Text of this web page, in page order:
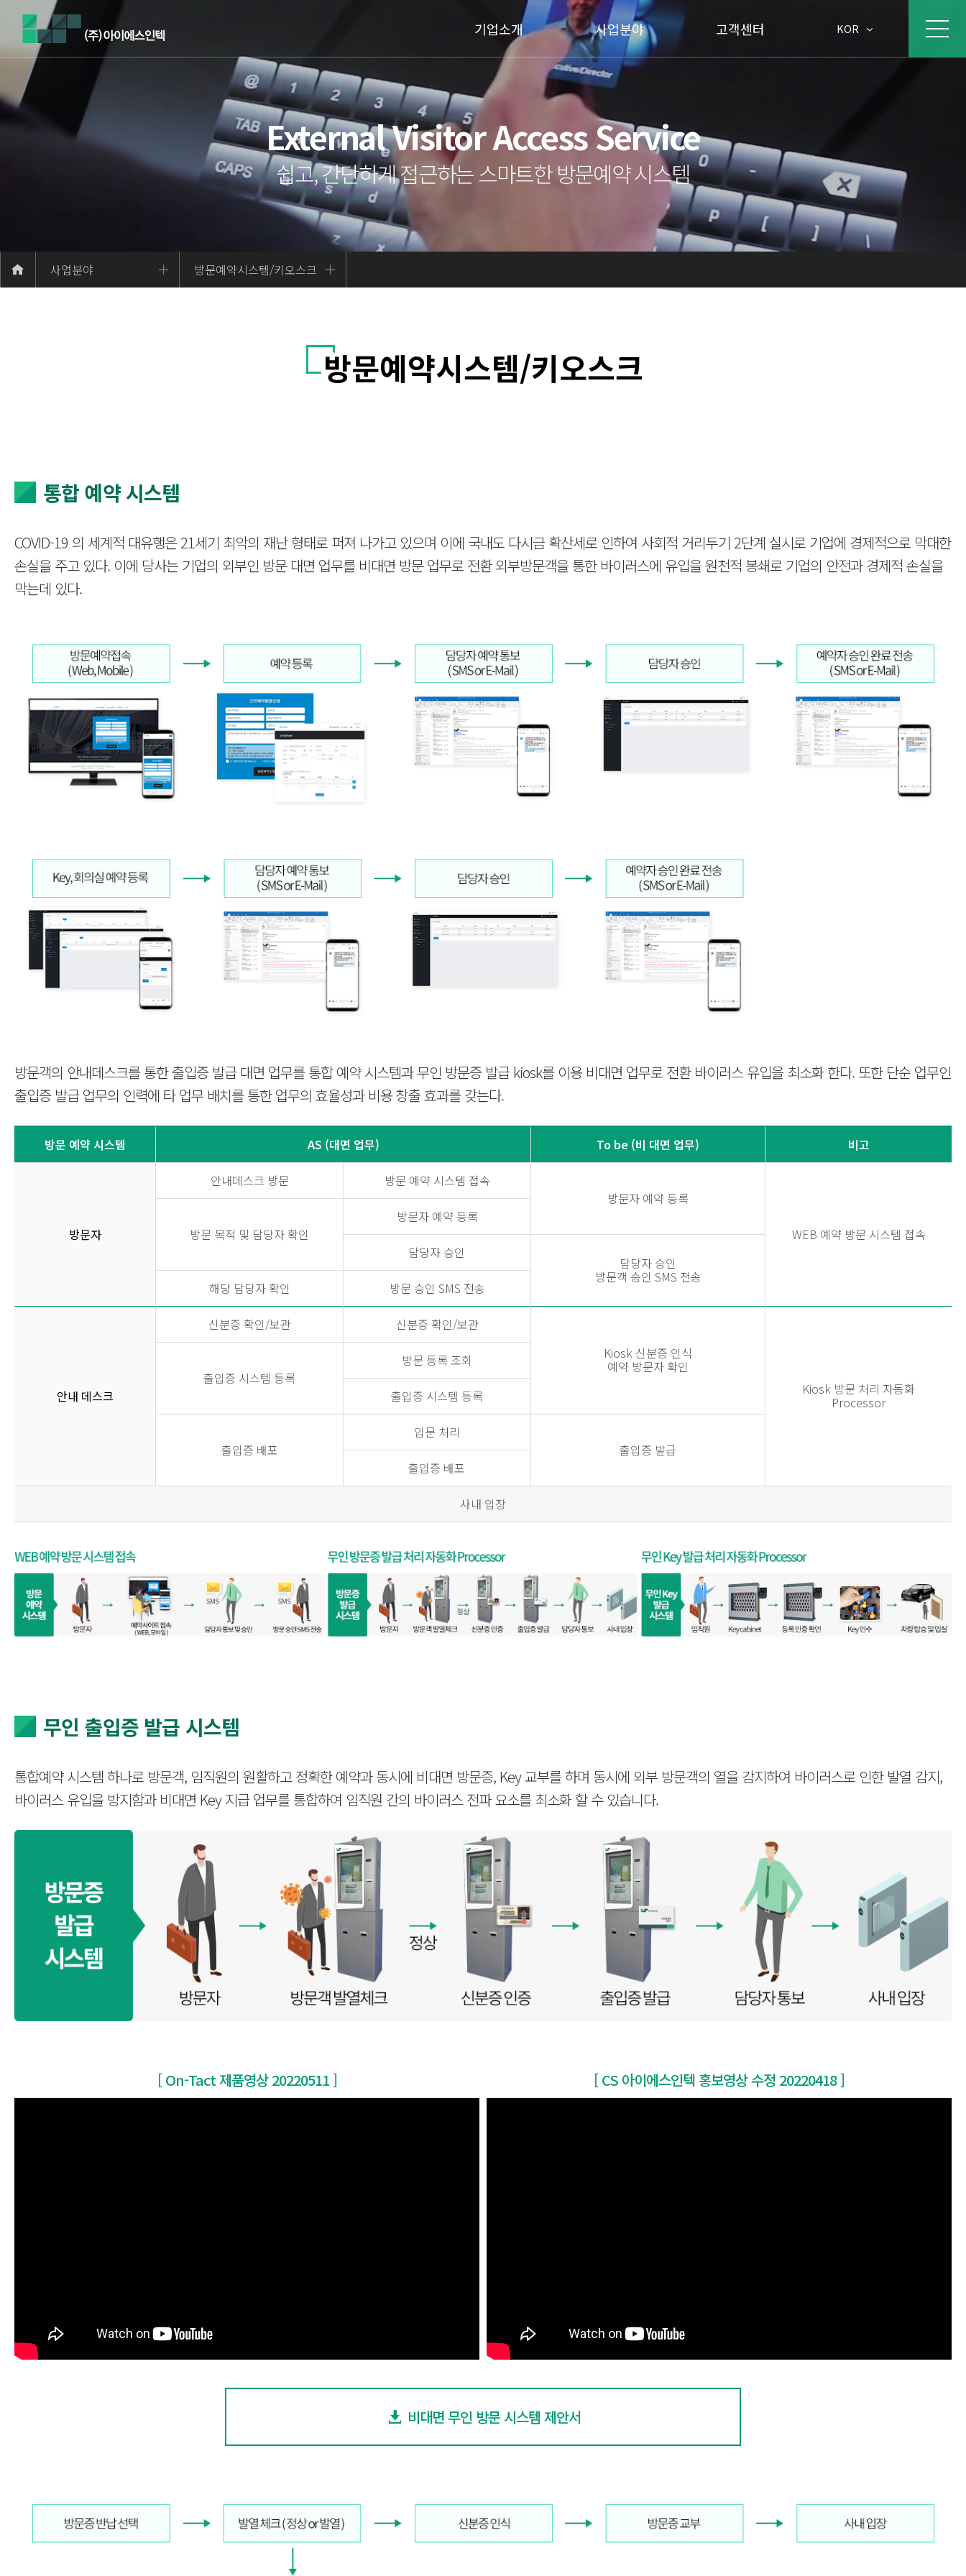
기업소개 사업분야 고객센터 KOR
External Visitor Access Service
쉽고, 간단하게 접근하는 스마트한 방문예약 시스템
사업분야 방문예약시스템/키오스크
방문예약시스템/키오스크
통합 예약 시스템
COVID-19 의 세계적 대유행은 21세기 최악의 재난 형태로 퍼져 나가고 있으며 이에 국내도 다시금 확산세로 인하여 사회적 거리두기 2단계 실시로 기업에 경제적으로 막대한
손실을 주고 있다. 이에 당사는 기업의 외부인 방문 대면 업무를 비대면 방문 업무로 전환 외부방문객을 통한 바이러스에 유입을 원천적 봉쇄로 기업의 안전과 경제적 손실을
막는데 있다.
방문객의 안내데스크를 통한 출입증 발급 대면 업무를 통합 예약 시스템과 무인 방문증 발급 kiosk를 이용 비대면 업무로 전환 바이러스 유입을 최소화 한다. 또한 단순 업무인
출입증 발급 업무의 인력에 타 업무 배치를 통한 업무의 효율성과 비용 창출 효과를 갖는다.
방문 예약 시스템 AS (대면 업무) To be (비 대면 업무) 비고
방문자
안내데스크 방문
방문 예약 시스템 접속
방문자 예약 등록
WEB 예약 방문 시스템 접속
방문 목적 및 담당자 확인
방문자 예약 등록
담당자 승인
담당자 승인
방문객 승인 SMS 전송
해당 담당자 확인 방문 승인 SMS 전송
안내 데스크
신분증 확인/보관
신분증 확인/보관
Kiosk 신분증 인식
예약 방문자 확인
Kiosk 방문 처리 자동화
Processor
출입증 시스템 등록
방문 등록 조회
출입증 시스템 등록
출입증 배포
입문 처리
출입증 발급
출입증 배포
사내 입장
무인 출입증 발급 시스템
통합예약 시스템 하나로 방문객, 임직원의 원활하고 정확한 예약과 동시에 비대면 방문증, Key 교부를 하며 동시에 외부 방문객의 열을 감지하여 바이러스로 인한 발열 감지,
바이러스 유입을 방지함과 비대면 Key 지급 업무를 통합하여 임직원 간의 바이러스 전파 요소를 최소화 할 수 있습니다.
[ On-Tact 제품영상 20220511 ] [ CS 아이에스인텍 홍보영상 수정 20220418 ]
비대면 무인 방문 시스템 제안서